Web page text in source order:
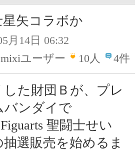
星矢コラボか
月14日 06:32
mixiユーザー
10人 4件
した財団Ｂが、プレ
バンダイで
聖闘士せい
選販売を始めるま